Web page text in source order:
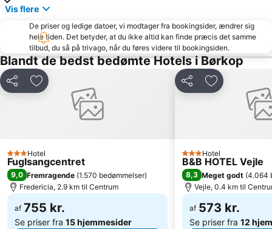
Fast and Furious Car Show
Sandager Næs
Hejnsvig Kirke
Kings Garden
Funen Art Museum
Strandparken Skaerbaek
Spoken Word Festival
Denmark Open
Textiles & Fabrics Expo
Vis flere
De priser og ledige datoer, vi modtager fra bookingsider, ændrer sig
hele tiden. Det betyder, at du ikke altid kan finde præcis det samme
tilbud, du så på trivago, når du føres videre til bookingsiden.
Blandt de bedst bedømte Hotels i Børkop
Del Føj til favoritter
3 Stjerner
Hotel
Fuglsangcentret
9,0 Fremragende (1.570 bedømmelser)
Fredericia, 2.9 km til Centrum
af 755 kr.
Se priser fra 15 hjemmesider
Del Føj til
3 Stjerner
Hotel
B&B HOTEL Vejle
8,3 Meget godt (4.064
Vejle, 0.4 km til
af 573 kr.
Se priser fra 12